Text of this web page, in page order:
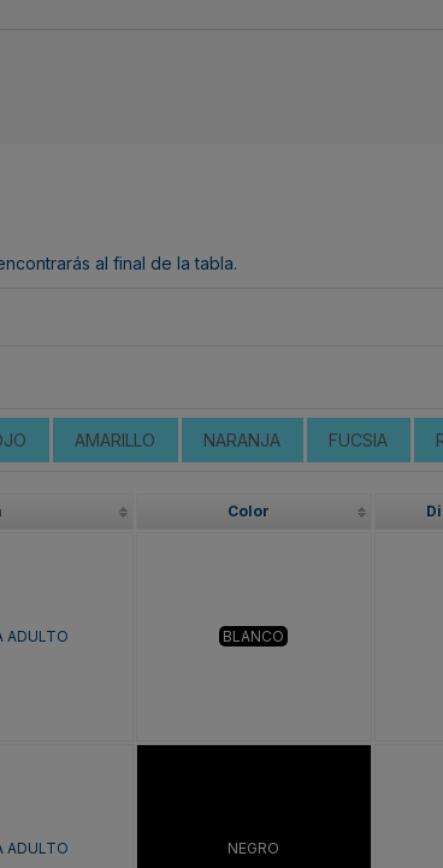
al final de la tabla.
AMARILLO NARANJA FUCSIA
Color
ADULTO BLANCO
ADULTO NEGRO